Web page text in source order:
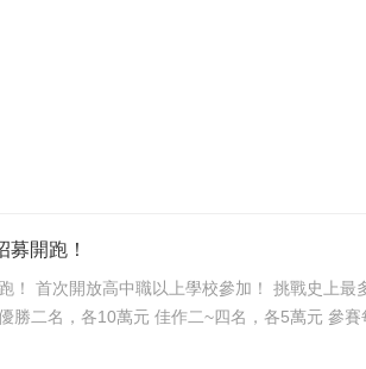
開跑！
高中職以上學校參加！ 挑戰史上最多金，冠軍獎金100